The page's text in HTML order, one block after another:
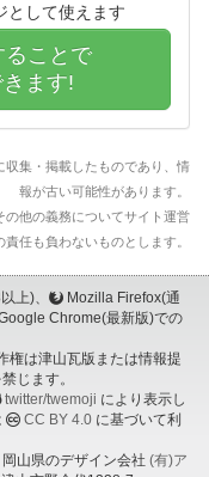
として使えます
ることで
ます!
収集・掲載したものであり、情
報が古い可能性があります。
の他の義務についてサイト運営
責任も負わないものとします。
上)、
Mozilla Firefox(通
Chrome(最新版)での
権は津山瓦版または情報提
じます。
twitter/twemoji により表示し
CC BY 4.0 に基づいて利
山県のデザイン会社 (有)ア